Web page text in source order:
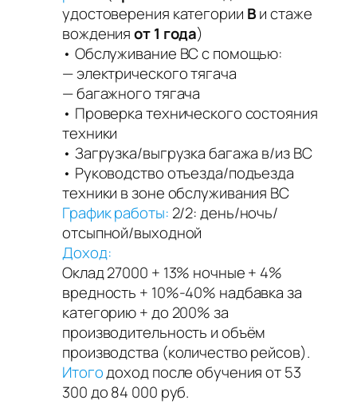
удостоверения категории Ви стаже
вожденияот 1 года)
• Обслуживание ВС с помощью:
— электрического тягача
— багажного тягача
• Проверка технического состояния
техники
• Загрузка/выгрузка багажа в/из ВС
• Руководство отъезда/подъезда
техники в зоне обслуживания ВС
График работы: 2/2: день/ночь/
отсыпной/выходной
Доход:
Оклад 27000 + 13% ночные + 4%
вредность + 10%-40% надбавка за
категорию + до 200% за
производительность и объём
производства (количество рейсов).
Итогодоход после обучения от 53
300 до 84 000 руб.